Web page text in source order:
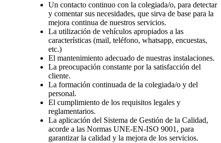
Un contacto continuo con la colegiada/o, para detectar
y comentar sus necesidades, que sirva de base para la
mejora continua de nuestros servicios.
La utilización de vehículos apropiados a las
características (mail, teléfono, whatsapp, encuestas,
etc.)
El mantenimiento adecuado de nuestras instalaciones.
La preocupación constante por la satisfacción del
cliente.
La formación continuada de la colegiada/o y del
personal.
El cumplimiento de los requisitos legales y
reglamentarios.
La aplicación del Sistema de Gestión de la Calidad,
acorde a las Normas UNE-EN-ISO 9001, para
garantizar la calidad y la mejora de los servicios.